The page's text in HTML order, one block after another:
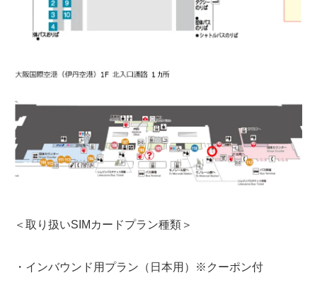
＜取り扱いSIMカードプラン種類＞
・インバウンド用プラン（日本用）※クーポン付